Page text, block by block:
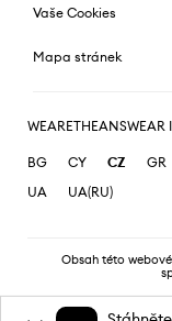
Vaše Cookies
Mapa stránek
WEARETHEANSWEAR
BG CY CZ GR
UA
UA(RU)
Obsah této